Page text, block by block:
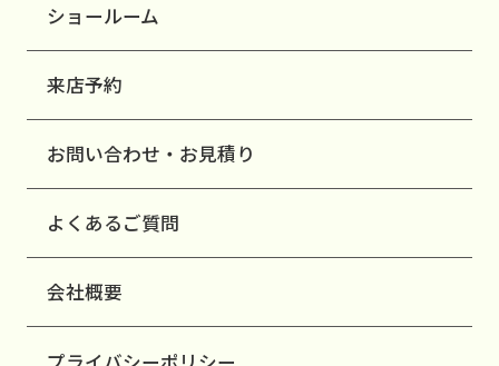
ショールーム
来店予約
お問い合わせ・お見積り
よくあるご質問
会社概要